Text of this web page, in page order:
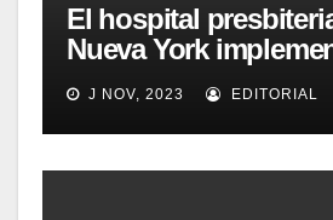
El hospital
Nueva York
para mejorar el
inventario de
médico
J NOV, 2023 EDITORIAL